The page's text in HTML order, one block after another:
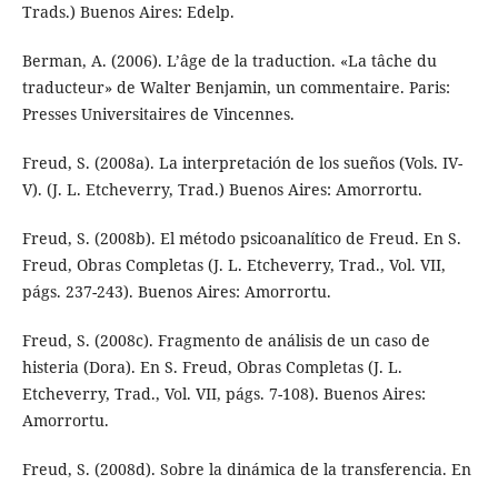
Trads.) Buenos Aires: Edelp.
Berman, A. (2006). L’âge de la traduction. «La tâche du
traducteur» de Walter Benjamin, un commentaire. Paris:
Presses Universitaires de Vincennes.
Freud, S. (2008a). La interpretación de los sueños (Vols. IV-
V). (J. L. Etcheverry, Trad.) Buenos Aires: Amorrortu.
Freud, S. (2008b). El método psicoanalítico de Freud. En S.
Freud, Obras Completas (J. L. Etcheverry, Trad., Vol. VII,
págs. 237-243). Buenos Aires: Amorrortu.
Freud, S. (2008c). Fragmento de análisis de un caso de
histeria (Dora). En S. Freud, Obras Completas (J. L.
Etcheverry, Trad., Vol. VII, págs. 7-108). Buenos Aires:
Amorrortu.
Freud, S. (2008d). Sobre la dinámica de la transferencia. En